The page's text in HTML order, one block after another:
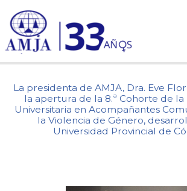
contenido
La presidenta de AMJA, Dra. Eve
la apertura de la 8.ª Cohorte de
Universitaria en Acompañantes
la Violencia de Género,
Universidad Provincial de